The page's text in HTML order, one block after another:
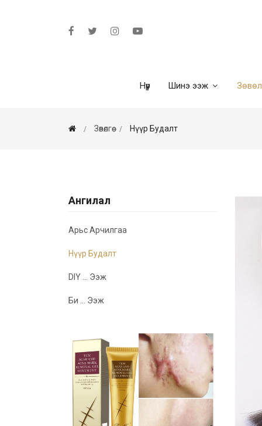
Нүүр Шинэ ээж
Зөвөлгөө Нүүр Будалт
Ангилал
Арьс Арчилгаа
Нүүр Будалт
DIY ... Ээж
Би ... Ээж